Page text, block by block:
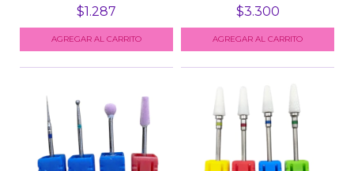
UNID PAR...
$1.287
AGREGAR AL CARRITO
N° 8 -...
$3.300
AGREGAR AL CARRITO